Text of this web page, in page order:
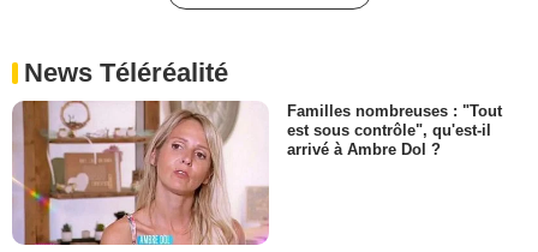
News Téléréalité
Familles nombreuses : "Tout
est sous contrôle", qu'est-il
arrivé à Ambre Dol ?